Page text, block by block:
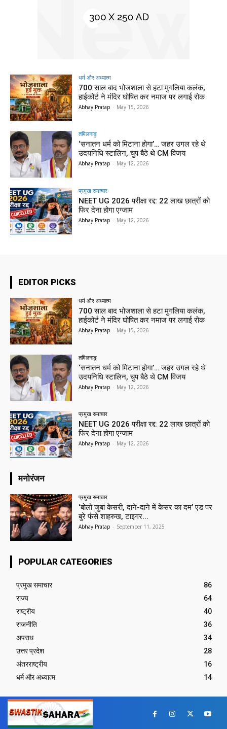
धर्म और अध्यात्म
700 साल बाद भोजशाला से हटा मुगलिया कलंक,
हाईकोर्ट ने मंदिर घोषित कर नमाज पर लगाई रोक
Abhay Pratap - May 15, 2026
तमिलनाडु
‘सनातन धर्म को मिटाना होगा’… जहर उगल रहे थे
उदयनिधि स्टालिन, चुप बैठे थे CM विजय
Abhay Pratap - May 12, 2026
प्रमुख समाचार‎
NEET UG 2026 परीक्षा रद्द: 22 लाख छात्रों को
फिर देना होगा एग्जाम
Abhay Pratap - May 12, 2026
EDITOR PICKS
धर्म और अध्यात्म
700 साल बाद भोजशाला से हटा मुगलिया कलंक,
हाईकोर्ट ने मंदिर घोषित कर नमाज पर लगाई रोक
Abhay Pratap - May 15, 2026
तमिलनाडु
‘सनातन धर्म को मिटाना होगा’… जहर उगल रहे थे
उदयनिधि स्टालिन, चुप बैठे थे CM विजय
Abhay Pratap - May 12, 2026
प्रमुख समाचार‎
NEET UG 2026 परीक्षा रद्द: 22 लाख छात्रों को
फिर देना होगा एग्जाम
Abhay Pratap - May 12, 2026
मनोरंजन
प्रमुख समाचार‎
‘बोलो जुबां केसरी, दाने-दाने में केसर का दम’ एड पर
बुरे फंसे शाहरुख, टाइगर...
Abhay Pratap - September 11, 2025
POPULAR CATEGORIES
प्रमुख समाचार‎
86
राज्य
64
राष्ट्रीय
40
राजनीति
36
अपराध
34
उत्तर प्रदेश
28
अंतरराष्ट्रीय
16
धर्म और अध्यात्म
14